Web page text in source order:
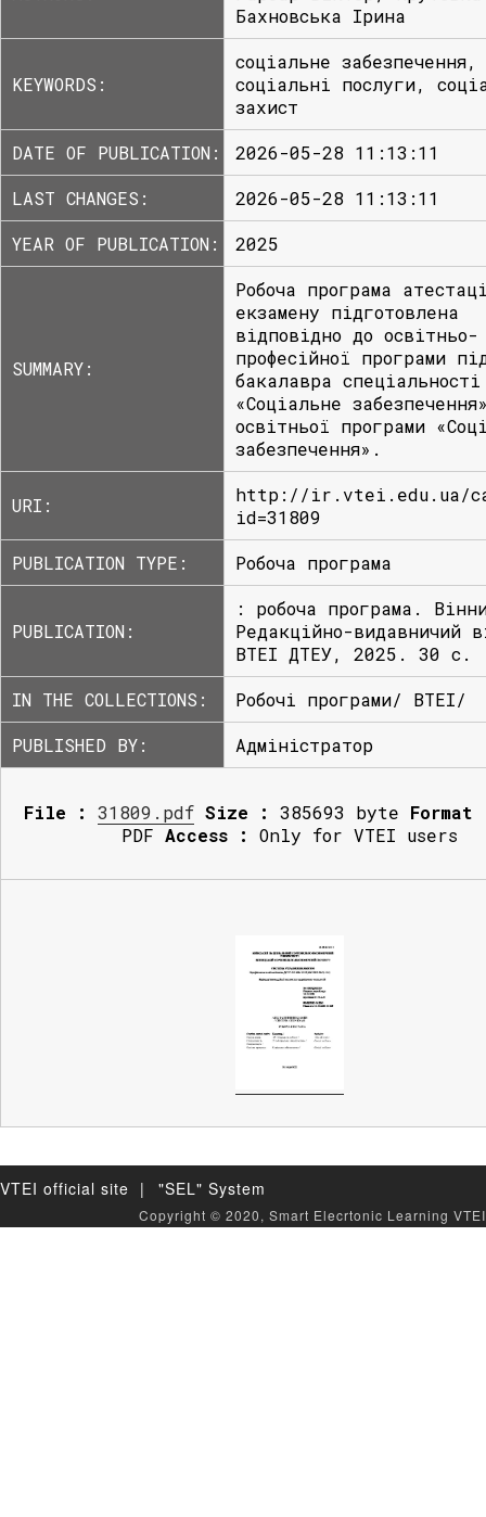
Бахновська Ірина
KEYWORDS:
соціальне забезпечення,
соціальні послуги,
захист
DATE OF PUBLICATION:
2026-05-28 11:13:11
LAST CHANGES:
2026-05-28 11:13:11
YEAR OF PUBLICATION:
2025
SUMMARY:
Робоча програма
екзамену підготовлена
відповідно до освітньо-
професійної програми
бакалавра
«Соціальне
освітньої програми
забезпечення».
URI:
http://ir.vtei.edu.ua/
id=31809
PUBLICATION TYPE:
Робоча програма
PUBLICATION:
: робоча програма.
Редакційно-видавничий
ВТЕІ ДТЕУ, 2025. 30 с.
IN THE COLLECTIONS:
Робочі програми/ ВТЕІ/
PUBLISHED BY:
Адміністратор
File : 31809.pdf Size : 385693 byte Format
PDF Access : Only for VTEI users
VTEI official site | "SEL" System
Copyright © 2020, Smart Elecrtonic Learning VTEI